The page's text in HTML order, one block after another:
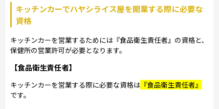
キッチンカーでハヤシライス屋を開業する際に必要な
資格
キッチンカーを営業するためには『食品衛生責任者』の資格と、
保健所の営業許可が必要となります。
【食品衛生責任者】
キッチンカーを営業する際に必要な資格は 『食品衛生責任者』
です。